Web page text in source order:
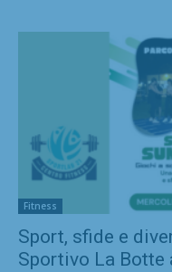
Fitness
Sport, sfide e
Sportivo La Botte